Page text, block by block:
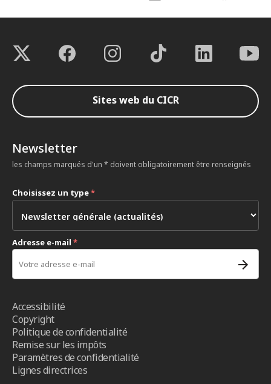
Sites web du CICR
Newsletter
les champs marqués d'un * doivent obligatoirement être renseignés
Choisissez un type*
Adresse e-mail *
Accessibilité
Copyright
Politique de confidentialité
Remise sur les impôts
Paramètres de confidentialité
Lignes directrices